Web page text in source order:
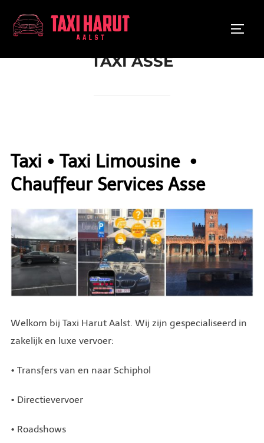
naar
inhoud
TAXI ASSE
Taxi • Taxi Limousine •
Chauffeur Services Asse
Welkom bij Taxi Harut Aalst. Wij zijn gespecialiseerd in
zakelijk en luxe vervoer:
• Transfers van en naar Schiphol
• Directievervoer
• Roadshows